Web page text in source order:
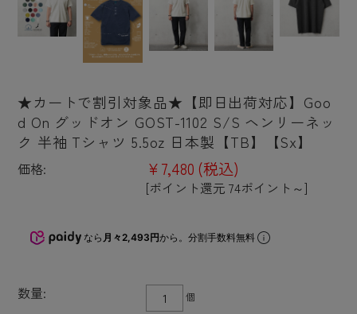
★カートで割引対象品★【即日出荷対応】Goo
d On グッドオン GOST-1102 S/S ヘンリーネッ
ク 半袖 Tシャツ 5.5oz 日本製【TB】【Sx】
価格: ¥7,480 (税込)
[ポイント還元 74ポイント～]
なら 月々2,493円から。分割手数料無料
数量: 個